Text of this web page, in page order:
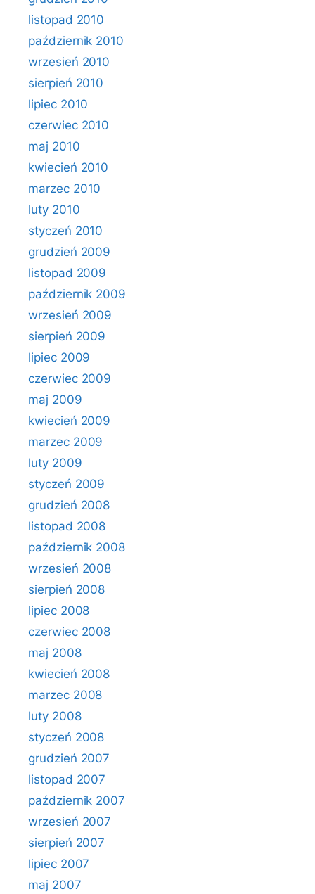
listopad 2010
październik 2010
wrzesień 2010
sierpień 2010
lipiec 2010
czerwiec 2010
maj 2010
kwiecień 2010
marzec 2010
luty 2010
styczeń 2010
grudzień 2009
listopad 2009
październik 2009
wrzesień 2009
sierpień 2009
lipiec 2009
czerwiec 2009
maj 2009
kwiecień 2009
marzec 2009
luty 2009
styczeń 2009
grudzień 2008
listopad 2008
październik 2008
wrzesień 2008
sierpień 2008
lipiec 2008
czerwiec 2008
maj 2008
kwiecień 2008
marzec 2008
luty 2008
styczeń 2008
grudzień 2007
listopad 2007
październik 2007
wrzesień 2007
sierpień 2007
lipiec 2007
maj 2007